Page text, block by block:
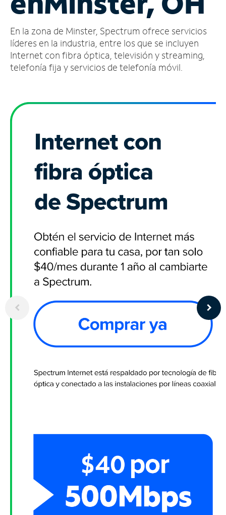
cuenta
Encuentra
una
tienda
En la zona de Minster, Spectrum ofrece servicios
líderes en la industria, entre los que se incluyen
Internet con fibra óptica, televisión y streaming,
telefonía fija y servicios de telefonía móvil.